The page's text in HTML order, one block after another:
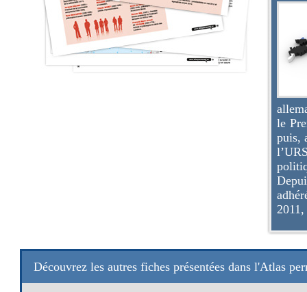
le
puis,
Découvrez les autres fiches présentées dans l'Atlas